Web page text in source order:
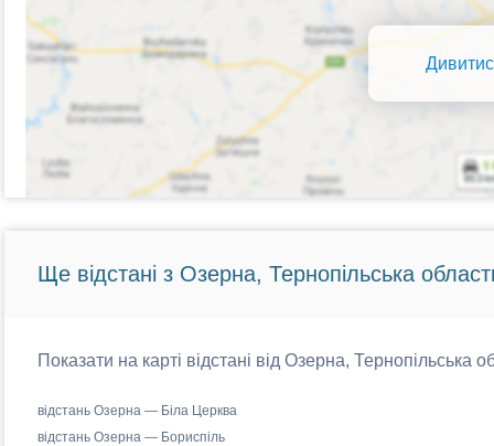
Ще відстані з Озерна, Тернопільська
Показати на карті відстані від Озерна, Тернопільська
відстань Озерна — Біла Церква
відстань Озерна — Бориспіль